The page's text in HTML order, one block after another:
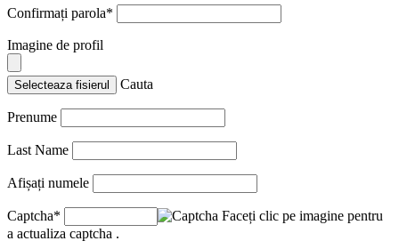
Confirmați parola*
Imagine de profil
Selecteaza fisierul Cauta
Prenume
Last Name
Afișați numele
Captcha*
Faceți clic pe imagine pentru
a actualiza captcha .